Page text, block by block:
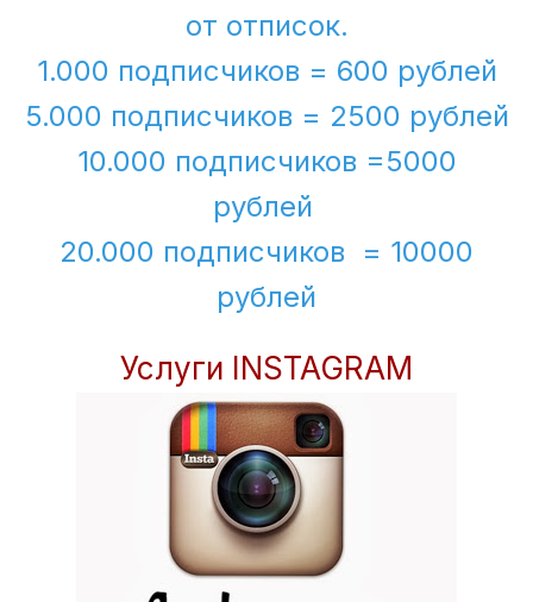
от отписок.
1.000 подписчиков = 600 рублей
5.000 подписчиков = 2500 рублей
10.000 подписчиков =5000
рублей
20.000 подписчиков = 10000
рублей
Услуги INSTAGRAM